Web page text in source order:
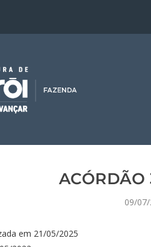
09/
em 21/05/2025